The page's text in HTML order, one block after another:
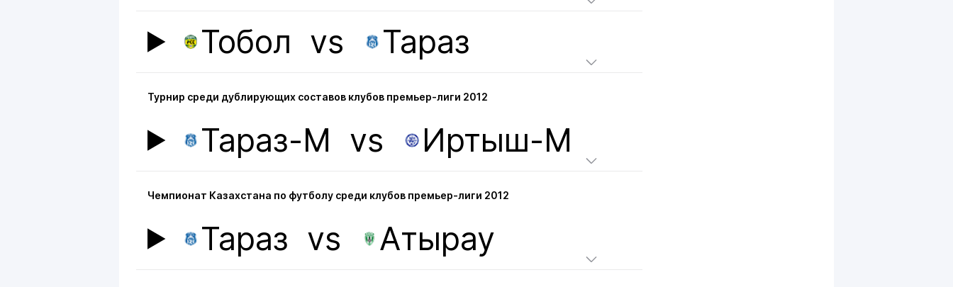
Тобол vs Тараз
Турнир среди дублирующих составов клубов премьер-лиги 2012
Тараз-М vs Иртыш-М
Чемпионат Казахстана по футболу среди клубов премьер-лиги 2012
Тараз vs Атырау